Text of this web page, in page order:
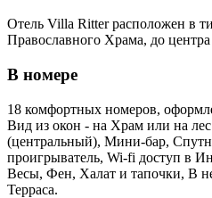
Отель Villa Ritter расположен в
Православного Храма, до
В номере
18 комфортных номеров,
Вид из окон - на Храм или на
(центральный), Мини-бар,
проигрыватель, Wi-fi доступ в
Весы, Фен, Халат и тапочки, В
Терраса.